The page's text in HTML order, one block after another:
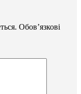
Обов’язкові